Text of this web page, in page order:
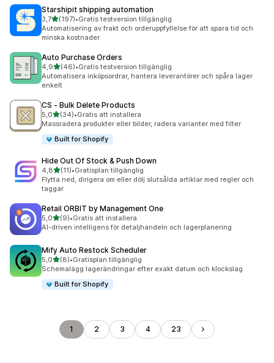
Starshipit shipping automation
3,7av 5 stjärnor
(197)
197 recensioner totalt
•Gratis testversion tillgänglig
Automatisering av frakt och orderuppfyllelse för att spara tid och
minska kostnader
Auto Purchase Orders
4,9av 5 stjärnor
(46)
46 recensioner totalt
•Gratis testversion tillgänglig
Automatisera inköpsordrar, hantera leverantörer och spåra lager
enkelt
CS ‑ Bulk Delete Products
5,0av 5 stjärnor
(34)
34 recensioner totalt
•Gratis att installera
Massradera produkter eller bilder, radera varianter med filter
Built for Shopify
Hide Out Of Stock & Push Down
4,8av 5 stjärnor
(11)
11 recensioner totalt
•Gratisplan tillgänglig
Flytta ned, dirigera om eller dölj slutsålda artiklar med regler och
taggar
Retail ORBIT by Management One
5,0av 5 stjärnor
(9)
9 recensioner totalt
•Gratis att installera
AI-driven intelligens för detaljhandeln och lagerplanering
Mify Auto Restock Scheduler
5,0av 5 stjärnor
(8)
8 recensioner totalt
•Gratisplan tillgänglig
Schemalägg lagerändringar efter exakt datum och klockslag
Built for Shopify
1 2 3 4 23